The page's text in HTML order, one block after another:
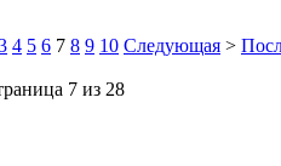
4 5 6 7 8 9 10 Следующая >
7 из 28